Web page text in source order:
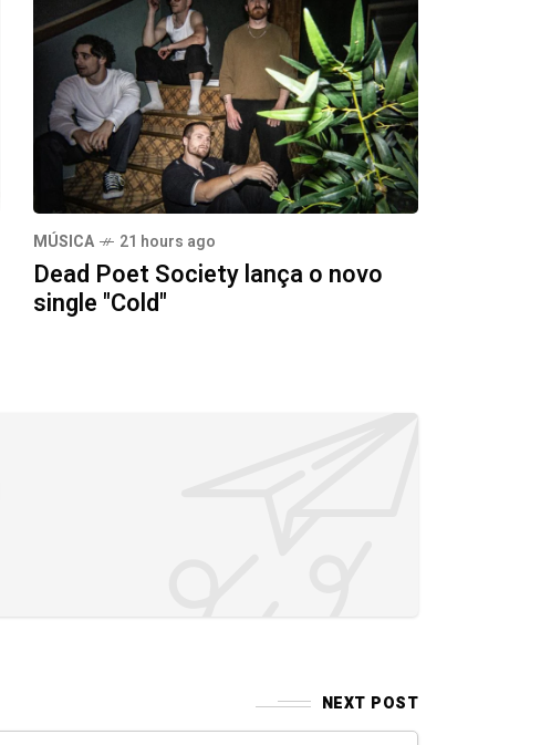
MÚSICA 21 hours ago
Dead Poet Society lança o novo
single "Cold"
NEXT POST